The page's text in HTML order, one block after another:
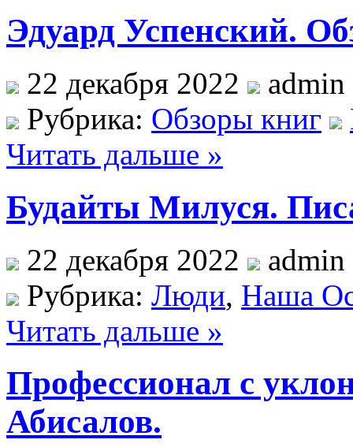
Эдуард Успенский.
22 декабря 2022
admin
Рубрика: Обзоры книг
Читать дальше »
Будайты Милуся.
22 декабря 2022
admin
Рубрика: Люди, Наша
Читать дальше »
Профессионал с
Абисалов.